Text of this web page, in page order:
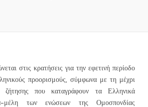
στις κρατήσεις για την εφετινή περίοδο
προορισμούς, σύμφωνα με τη μέχρι
ζήτησης που καταγράφουν τα Ελληνικά
μέλη των ενώσεων της Ομοσπονδίας